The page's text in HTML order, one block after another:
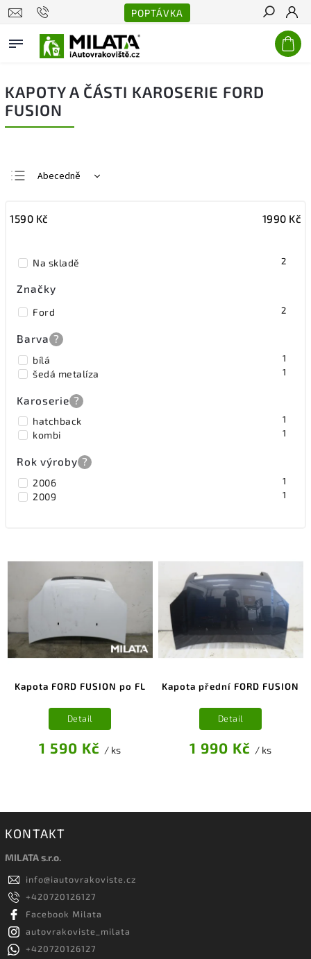
POPTÁVKA
Hledat
KAPOTY A ČÁSTI KAROSERIE FORD
FUSION
Abecedně
Nejdražší
1590 Kč 1990 Kč
Na skladě 2
Značky
Ford 2
Barva ?
bílá 1
šedá metalíza 1
Karoserie ?
hatchback 1
kombi 1
Rok výroby ?
2006 1
2009 1
Kapota FORD FUSION po FL
1 590 Kč / ks
Detail
Kapota přední FORD FUSION
1 990 Kč / ks
Detail
KONTAKT
MILATA s.r.o.
info@iautovrakoviste.cz
+420720126127
Facebook Milata
autovrakoviste_milata
+420720126127